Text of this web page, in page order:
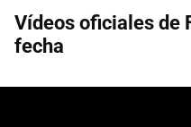
Vídeos oficiales de
fecha